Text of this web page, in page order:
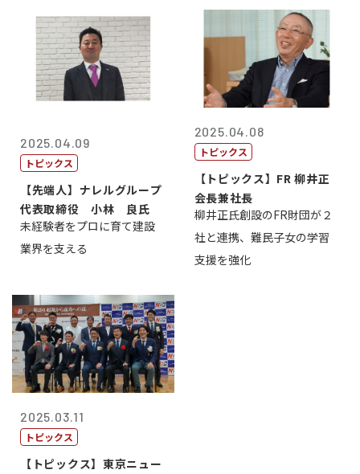
2025.04.09
トピックス
【先端人】ナレルグループ
代表取締役 小林 良氏
未経験者をプロに育て建設
業界を支える
2025.04.08
トピックス
【トピックス】FR 柳井正
会長兼社長
柳井正氏創設のFR財団が２
社と連携、難民子女の学習
支援を強化
2025.03.11
トピックス
【トピックス】東京ニュー